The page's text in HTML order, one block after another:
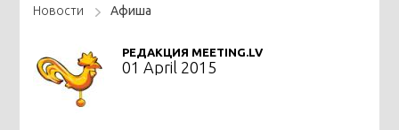
Новости Афиша
РЕДАКЦИЯ MEETING.LV
01 April 2015